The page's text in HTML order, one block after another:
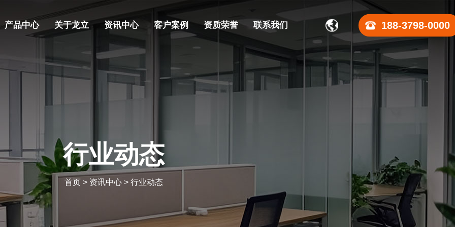
产品中心 关于龙立 资讯中心 客户案例 资质荣誉 联系我们 188-3798-0000
行业动态
首页 > 资讯中心 > 行业动态